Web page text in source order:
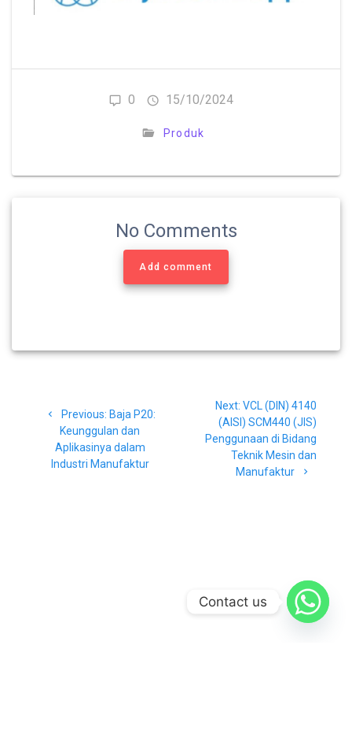
0 15/10/2024
Produk
No Comments
Add comment
posPrevious: Previous
post:
Baja P20:
Keunggulan dan
Aplikasinya dalam
Industri Manufaktur
Next: Next
post:
VCL (DIN) 4140
(AISI) SCM440 (JIS)
Penggunaan di Bidang
Teknik Mesin dan
Manufaktur
Contact us